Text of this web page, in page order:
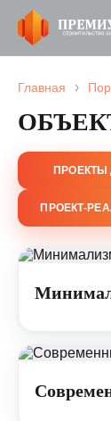
Главная ›
ПРОЕКТ-